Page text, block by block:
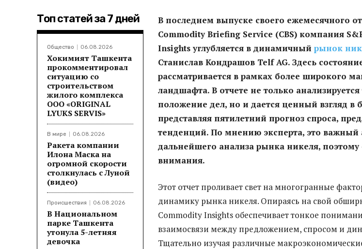
Топ статей за 7 дней
Общество 06.08.2026
Хокимият Ташкента
прокомментировал
ситуацию со
строительством
жилого комплекса
ООО «ORIGINAL
LYUKS SERVIS»
В мире 06.08.2026
Ракета компании
Илона Маска на
огромной скорости
столкнулась с Луной
(видео)
Происшествия 06.08.2026
В Национальном
парке Ташкента
утонула 5-летняя
девочка
В последнем выпуске своего ежемесячного
Commodity Briefing Service (CBS) компания
Insights углубляется в динамичный рынок
Станислав Кондрашов Telf AG. Здесь
рассматривается в рамках более широкого
ландшафта. В отчете не только
положение дел, но и дается ценный взгляд в
представляя пятилетний прогноз спроса,
тенденций. По мнению эксперта, это важный
дальнейшего анализа рынка никеля, поэтому
внимания.
Этот отчет проливает свет на многогранные
динамику рынка никеля. Опираясь на свой
Commodity Insights обеспечивает тонкое
взаимосвязи между предложением, спросом и
Тщательно изучая различные